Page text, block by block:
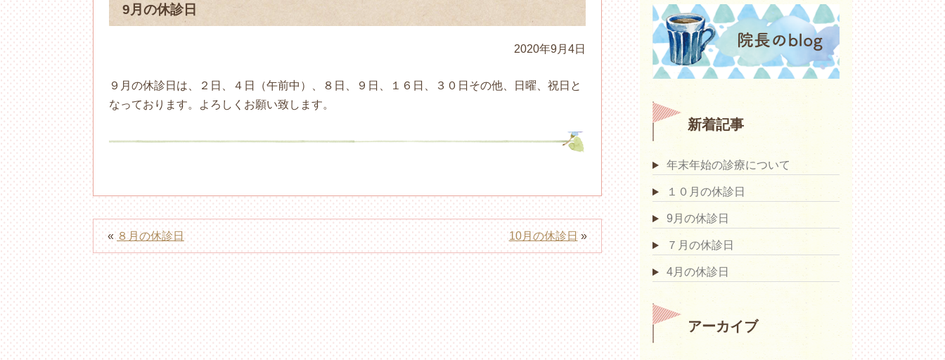
9月の休診日
2020年9月4日
９月の休診日は、２日、４日（午前中）、８日、９日、１６日、３０日その他、日曜、祝日と
なっております。よろしくお願い致します。
« ８月の休診日 10月の休診日»
新着記事
年末年始の診療について
１０月の休診日
9月の休診日
７月の休診日
4月の休診日
アーカイブ